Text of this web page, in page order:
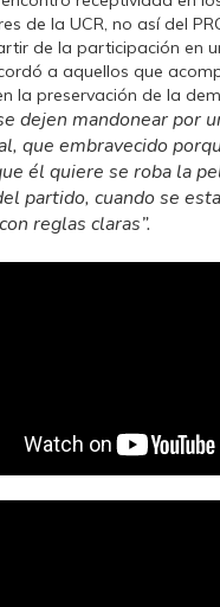
de la UCR, no así del
de la participación en
a aquellos que
la preservación de la
dejen mandonear por
que embravecido
él quiere se roba la
partido, cuando se
reglas claras”.